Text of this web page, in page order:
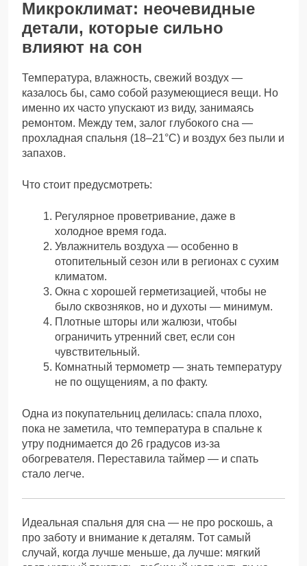
Микроклимат: неочевидные
детали, которые сильно
влияют на сон
Температура, влажность, свежий воздух —
казалось бы, само собой разумеющиеся вещи. Но
именно их часто упускают из виду, занимаясь
ремонтом. Между тем, залог глубокого сна —
прохладная спальня (18–21°C) и воздух без пыли и
запахов.
Что стоит предусмотреть:
Регулярное проветривание, даже в
холодное время года.
Увлажнитель воздуха — особенно в
отопительный сезон или в регионах с сухим
климатом.
Окна с хорошей герметизацией, чтобы не
было сквозняков, но и духоты — минимум.
Плотные шторы или жалюзи, чтобы
ограничить утренний свет, если сон
чувствительный.
Комнатный термометр — знать температуру
не по ощущениям, а по факту.
Одна из покупательниц делилась: спала плохо,
пока не заметила, что температура в спальне к
утру поднимается до 26 градусов из-за
обогревателя. Переставила таймер — и спать
стало легче.
Идеальная спальня для сна — не про роскошь, а
про заботу и внимание к деталям. Тот самый
случай, когда лучше меньше, да лучше: мягкий